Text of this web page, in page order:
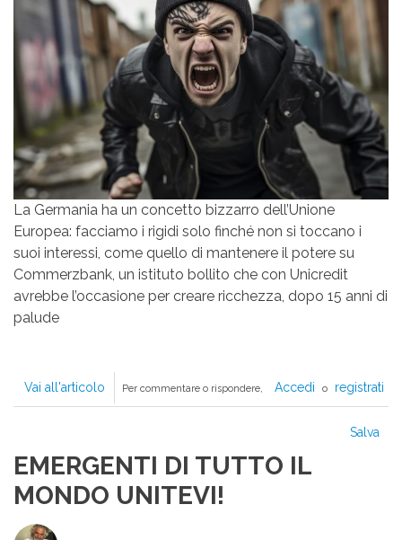
La Germania ha un concetto bizzarro dell’Unione
Europea: facciamo i rigidi solo finché non si toccano i
suoi interessi, come quello di mantenere il potere su
Commerzbank, un istituto bollito che con Unicredit
avrebbe l’occasione per creare ricchezza, dopo 15 anni di
palude
Vai all'articolo FANNO
GLI
LE
DEGLI
Per commentare o rispondere, Accedi o registrati
Salva
EMERGENTI DI TUTTO IL
MONDO UNITEVI!